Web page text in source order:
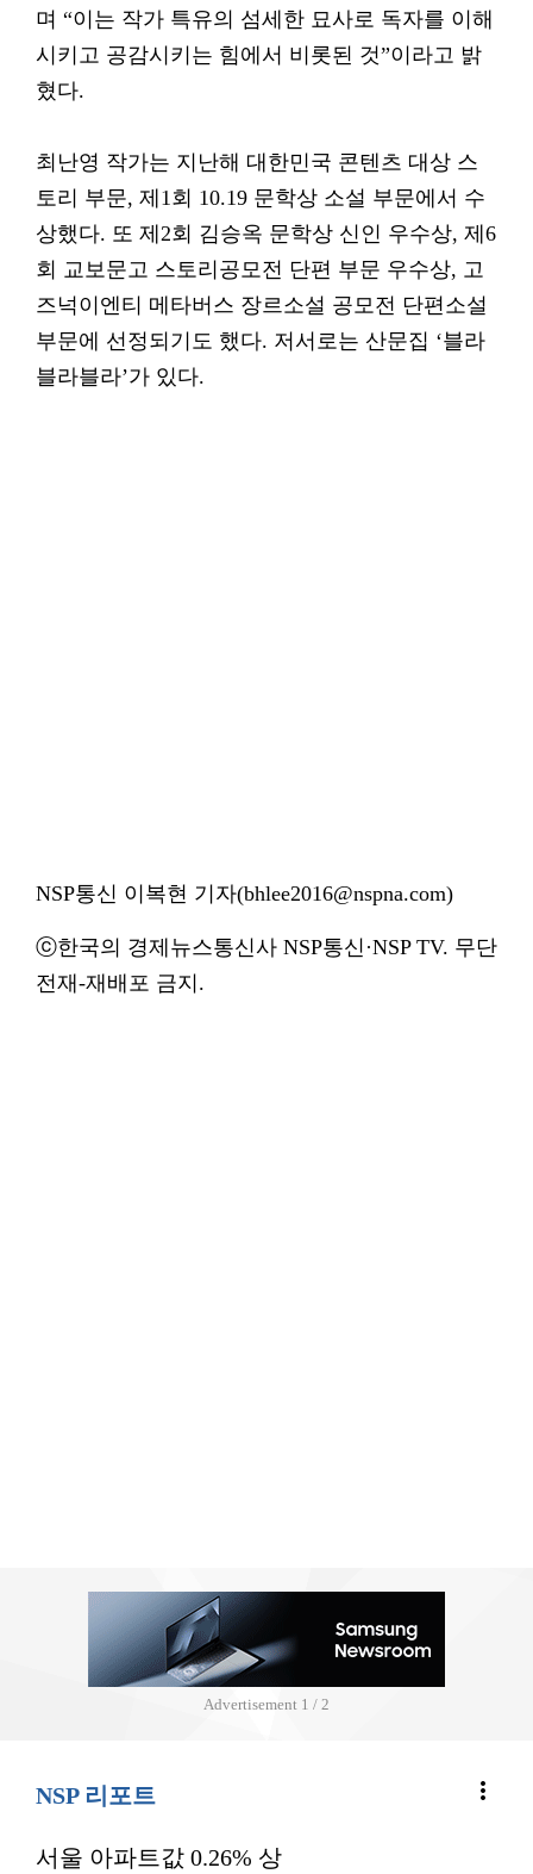
며 “이는 작가 특유의 섬세한 묘사로 독자를 이해
시키고 공감시키는 힘에서 비롯된 것”이라고 밝
혔다.
최난영 작가는 지난해 대한민국 콘텐츠 대상 스
토리 부문, 제1회 10.19 문학상 소설 부문에서 수
상했다. 또 제2회 김승옥 문학상 신인 우수상, 제6
회 교보문고 스토리공모전 단편 부문 우수상, 고
즈넉이엔티 메타버스 장르소설 공모전 단편소설
부문에 선정되기도 했다. 저서로는 산문집 ‘블라
블라블라’가 있다.
NSP통신 이복현 기자(bhlee2016@nspna.com)
ⓒ한국의 경제뉴스통신사 NSP통신·NSP TV. 무단
전재-재배포 금지.
Advertisement 2 / 2
NSP 리포트 more_vert
서울 아파트값 0.26% 상